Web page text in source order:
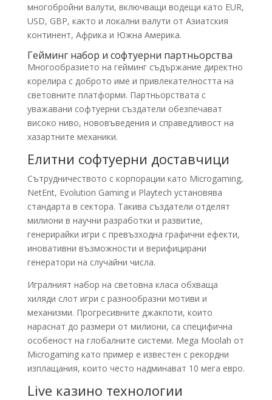
многобройни валути, включващи водещи като EUR,
USD, GBP, както и локални валути от Азиатския
континент, Африка и Южна Америка.
Гейминг набор и софтуерни партньорства
Многообразието на гейминг съдържание директно
корелира с доброто име и привлекателността на
световните платформи. Партньорствата с
уважавани софтуерни създатели обезпечават
високо ниво, нововъведения и справедливост на
хазартните механики.
Елитни софтуерни доставчици
Сътрудничеството с корпорации като Microgaming,
NetEnt, Evolution Gaming и Playtech установява
стандарта в сектора. Такива създатели отделят
милиони в научни разработки и развитие,
генерирайки игри с превъзходна графични ефекти,
иновативни възможности и верифицирани
генератори на случайни числа.
Игралният набор на световна класа обхваща
хиляди слот игри с разнообразни мотиви и
механизми. Прогресивните джакпоти, които
нараснат до размери от милиони, са специфична
особеност на глобалните системи. Mega Moolah от
Microgaming като пример е известен с рекордни
изплащания, които често надминават 10 мега евро.
Live казино технологии